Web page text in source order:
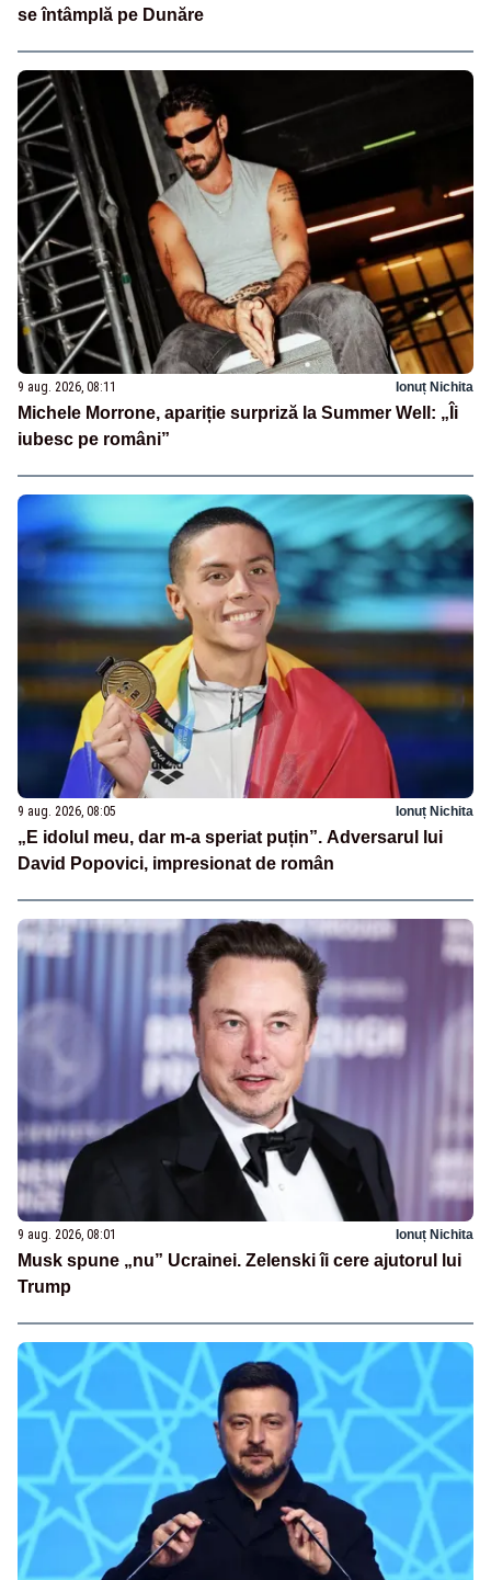
se întâmplă pe Dunăre
9 aug. 2026, 08:11 Ionuț Nichita
Michele Morrone, apariție surpriză la Summer Well: „Îi
iubesc pe români”
9 aug. 2026, 08:05 Ionuț Nichita
„E idolul meu, dar m-a speriat puțin”. Adversarul lui
David Popovici, impresionat de român
9 aug. 2026, 08:01 Ionuț Nichita
Musk spune „nu” Ucrainei. Zelenski îi cere ajutorul lui
Trump